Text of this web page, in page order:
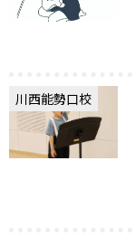
川西能勢口校